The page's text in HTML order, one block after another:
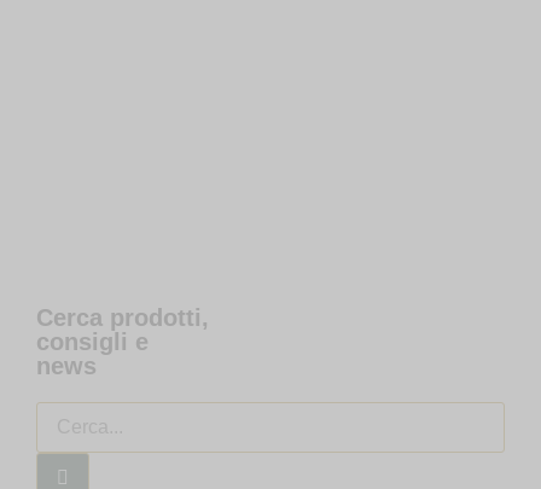
Cerca prodotti,
consigli e
news